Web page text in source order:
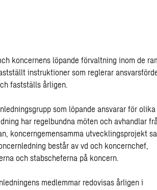
koncernens löpande förvaltning inom de
instruktioner som reglerar
fastställs årligen.
som löpande ansvarar för
har regelbundna möten och avhandlar
koncerngemensamma utvecklingsprojekt
består av vd och koncernchef,
och stabscheferna på koncern.
medlemmar redovisas årligen i